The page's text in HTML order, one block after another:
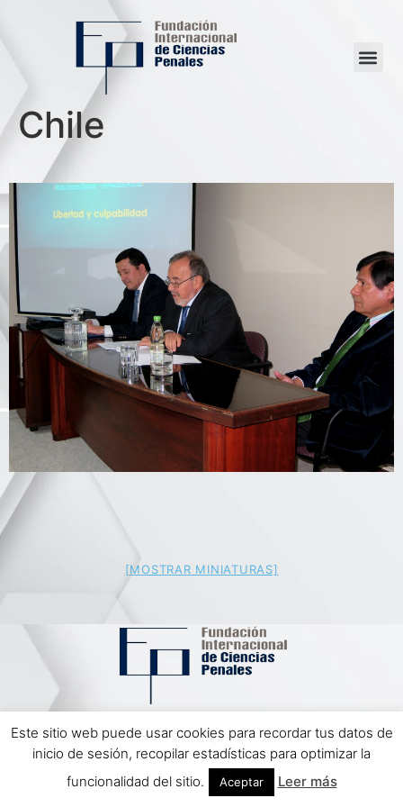
Chile
[MOSTRAR MINIATURAS]
Aviso Legal | Política de Privacidad
Diseño Web Impulso Tecnológico
Este sitio web puede usar cookies para recordar tus datos de
inicio de sesión, recopilar estadísticas para optimizar la
funcionalidad del sitio.
Aceptar Leer más